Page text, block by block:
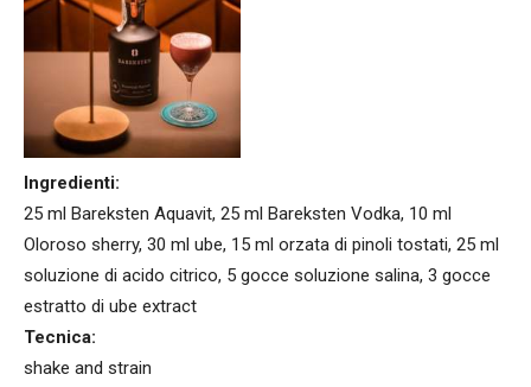
Ingredienti:
25 ml Bareksten Aquavit, 25 ml Bareksten Vodka, 10 ml
Oloroso sherry, 30 ml ube, 15 ml orzata di pinoli tostati, 25 ml
soluzione di acido citrico, 5 gocce soluzione salina, 3 gocce
estratto di ube extract
Tecnica:
shake and strain